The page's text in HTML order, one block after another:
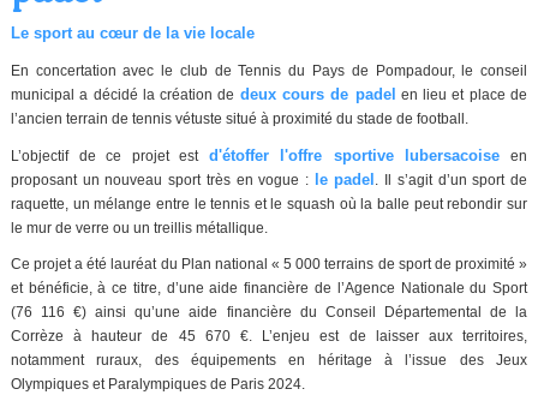
Le sport au cœur de la vie locale
En concertation avec le club de Tennis du Pays de Pompadour, le conseil
municipal a décidé la création de deux cours de padel en lieu et place de
l’ancien terrain de tennis vétuste situé à proximité du stade de football.
L’objectif de ce projet est d'étoffer l'offre sportive lubersacoise en
proposant un nouveau sport très en vogue : le padel
. Il s’agit d’un sport de
raquette, un mélange entre le tennis et le squash où la balle peut rebondir sur
le mur de verre ou un treillis métallique.
Ce projet a été lauréat du Plan national « 5 000 terrains de sport de proximité »
et bénéficie, à ce titre, d’une aide financière de l’Agence Nationale du Sport
(76 116 €) ainsi qu’une aide financière du Conseil Départemental de la
Corrèze à hauteur de 45 670 €. L’enjeu est de laisser aux territoires,
notamment ruraux, des équipements en héritage à l’issue des Jeux
Olympiques et Paralympiques de Paris 2024.